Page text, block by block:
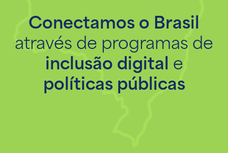
Conectamos o Brasil
através de programas de
inclusão digital e
políticas públicas